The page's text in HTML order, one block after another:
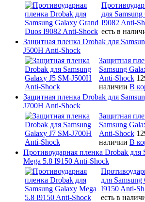
для
I9082 Anti-
есть в
Защитная пленка Drobak для
J500H Anti-Shock
Защитная
Samsung
Anti-Shock
наличии В
Защитная пленка Drobak для
J700H Anti-Shock
Защитная
Samsung
Anti-Shock
наличии В
Противоударная пленка Drobak для
Mega 5.8 I9150 Anti-Shock
для
I9150 Anti-
есть в